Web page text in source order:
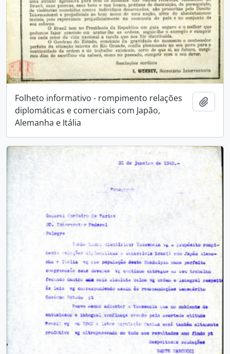
Folheto informativo - rompimento relações
diplomáticas e comerciais com Japão,
Alemanha e Itália